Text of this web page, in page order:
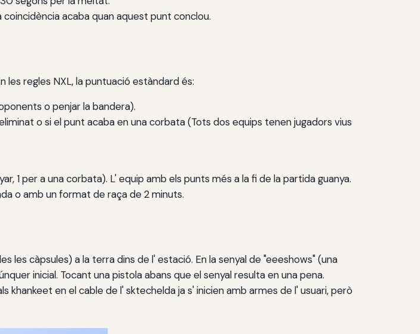
acaba quan aquest punt conclou.
regles NXL, la puntuació estàndard és:
o penjar la bandera).
o si el punt acaba en una corbata (Tots dos equips tenen jugadors vius
1 per a una corbata). L' equip amb els punts més a la fi de la partida guanya.
o amb un format de raça de 2 minuts.
les càpsules) a la terra dins de l' estació. En la senyal de "eeeshows" (una
inicial. Tocant una pistola abans que el senyal resulta en una pena.
en el cable de l' sktechelda ja s' inicien amb armes de l' usuari, però